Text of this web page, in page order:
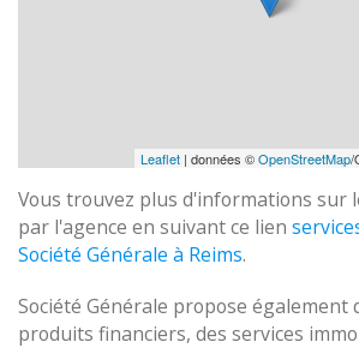
Leaflet | données ©OpenStreetMap/
Vous trouvez plus d'informations sur
par l'agence en suivant ce lien
Société Générale à Reims.
Société Générale propose également
produits financiers, des services